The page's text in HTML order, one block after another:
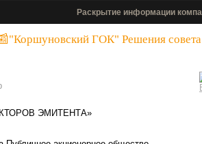
Раскрытие информации
ГОК" Решения совета
ЭМИТЕНТА»